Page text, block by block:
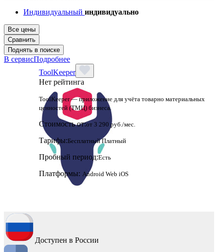
Индивидуальный индивидуально
Все цены
Сравнить
Поднять в поиске
В сервисПодробнее
ToolKeeper
Нет рейтинга
ToolKeeper — приложение для учёта товарно материальных
ценностей (ТМЦ) бизнеса.
Стоимость от:от 3 290 руб./мес.
Тарифы:Бесплатный Платный
Пробный период:Есть
Платформы: Android Web iOS
Доступен в России